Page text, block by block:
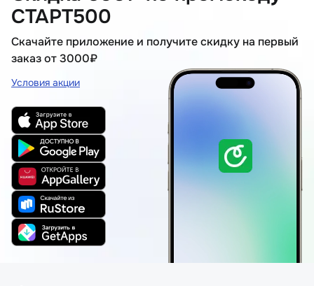
СТАРТ500
Скачайте приложение и получите скидку на первый
заказ от 3000₽
Условия акции